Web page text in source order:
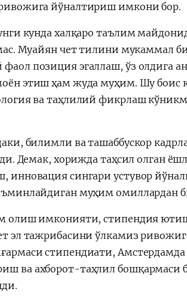
йўналтириш имкони бор.
кунда халқаро таълим
Муайян чет тилини мукаммал
позиция эгаллаш, ўз олдига
этиш ҳам жуда муҳим. Шу боис
ва таҳлилий фикрлаш
билимли ва ташаббускор
Демак, хорижда таҳсил олган
инновация сингари устувор
муҳим омиллардан
олиш имконияти, стипендия
эл тажрибасини ўлкамиз
стипендиати, Амстердамда
ва ахборот-таҳлил бошқармаси